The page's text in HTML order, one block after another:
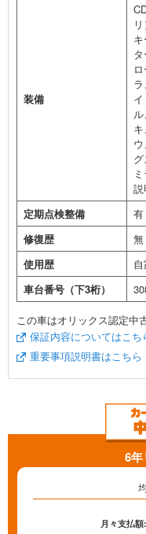
装備
定期点検整備
有
修復歴
無
使用歴
車台番号（下3桁）
この車はオリックス認定中
保証内容についてはこち
重要事項説明書はこちら
6年
月々支払額: